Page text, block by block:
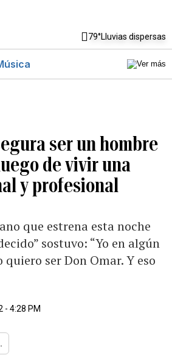
79°Lluvias dispersas
ser un hombre
de vivir una
y profesional
que estrena esta noche
sostuvo: “Yo en algún
ser Don Omar. Y eso
- 4:28 PM